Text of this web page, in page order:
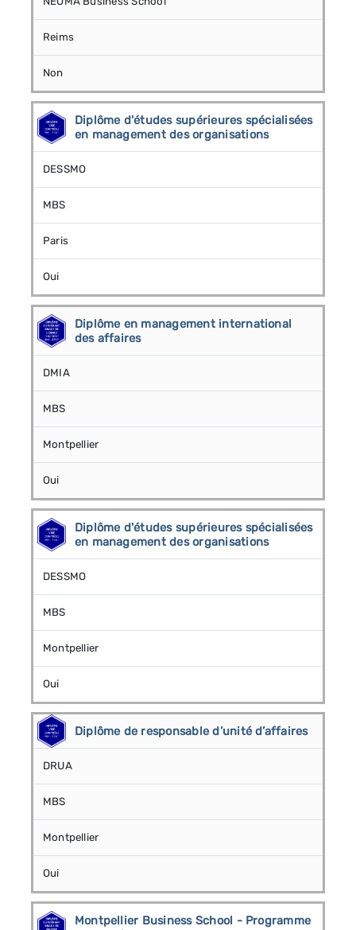
Reims
Non
Diplôme d'études supérieures spécialisées
en management des organisations
DESSMO
MBS
Paris
Oui
Diplôme en management international
des affaires
DMIA
MBS
Montpellier
Oui
Diplôme d'études supérieures spécialisées
en management des organisations
DESSMO
MBS
Montpellier
Oui
Diplôme de responsable d’unité d’affaires
DRUA
MBS
Montpellier
Oui
Montpellier Business School - Programme